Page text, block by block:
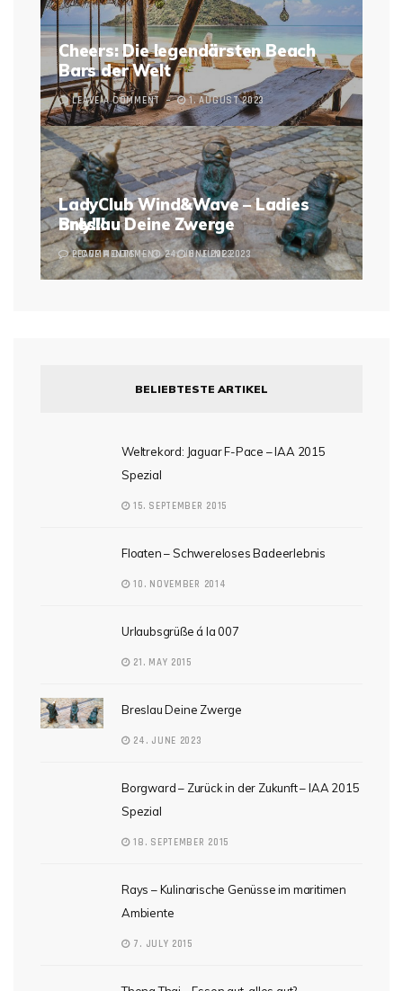
Cheers: Die legendärsten Beach
Bars der Welt
LEAVE A COMMENT 1. AUGUST 2023
Breslau Deine Zwerge
2 COMMENTS 24. JUNE 2023
LadyClub Wind&Wave – Ladies
only!!!
LEAVE A COMMENT 6. JUNE 2023
BELIEBTESTE ARTIKEL
Weltrekord: Jaguar F-Pace – IAA 2015
Spezial
15. SEPTEMBER 2015
Floaten – Schwereloses Badeerlebnis
10. NOVEMBER 2014
Urlaubsgrüße á la 007
21. MAY 2015
Breslau Deine Zwerge
24. JUNE 2023
Borgward – Zurück in der Zukunft – IAA 2015
Spezial
18. SEPTEMBER 2015
Rays – Kulinarische Genüsse im maritimen
Ambiente
7. JULY 2015